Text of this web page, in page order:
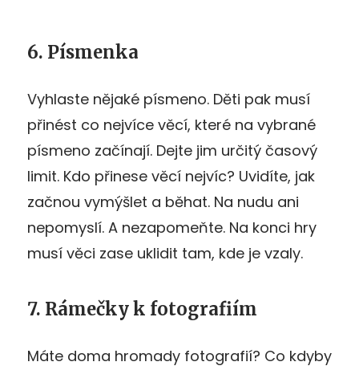
6. Písmenka
Vyhlaste nějaké písmeno. Děti pak musí
přinést co nejvíce věcí, které na vybrané
písmeno začínají. Dejte jim určitý časový
limit. Kdo přinese věcí nejvíc? Uvidíte, jak
začnou vymýšlet a běhat. Na nudu ani
nepomyslí. A nezapomeňte. Na konci hry
musí věci zase uklidit tam, kde je vzaly.
7. Rámečky k fotografiím
Máte doma hromady fotografií? Co kdyby